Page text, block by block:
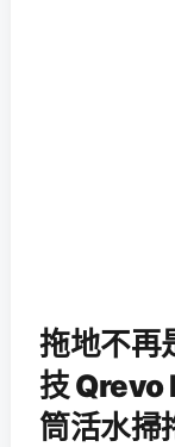
拖地不再
技 Qrevo
筒活水掃